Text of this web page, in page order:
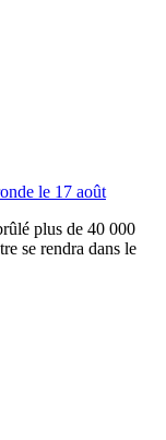
le 17 août
plus de 40 000
se rendra dans le